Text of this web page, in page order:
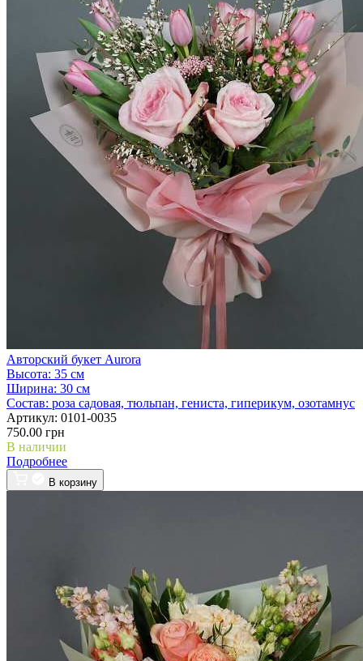
Авторский букет Aurora
Высота: 35 см
Ширина: 30 см
Состав: роза садовая, тюльпан, гениста, гиперикум, озотамнус
Артикул: 0101-0035
750.00 грн
В наличии
Подробнее
В корзину